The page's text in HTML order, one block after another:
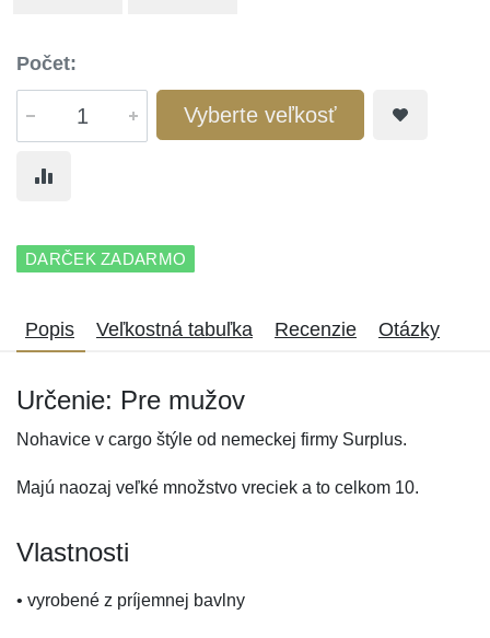
Počet:
Vyberte veľkosť
DARČEK ZADARMO
Popis Veľkostná tabuľka Recenzie Otázky
Určenie: Pre mužov
Nohavice v cargo štýle od nemeckej firmy Surplus.
Majú naozaj veľké množstvo vreciek a to celkom 10.
Vlastnosti
• vyrobené z príjemnej bavlny